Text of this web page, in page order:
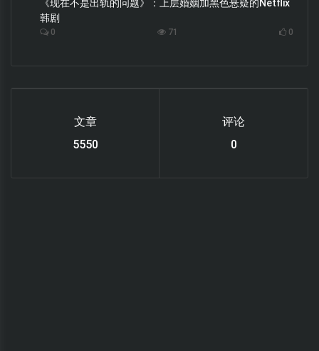
《现在不是出轨的问题》：上层婚姻加黑色悬疑的Netflix
韩剧
0 71 0
文章
6122
评论
0